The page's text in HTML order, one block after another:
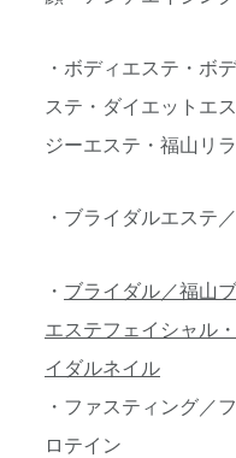
・ボディエステ・ボ
ステ・ダイエットエ
ジーエステ・福山リ
・ブライダルエステ
・ ブライダル／福山
エステフェイシャル
イダルネイル
・ファスティング／
ロテイン